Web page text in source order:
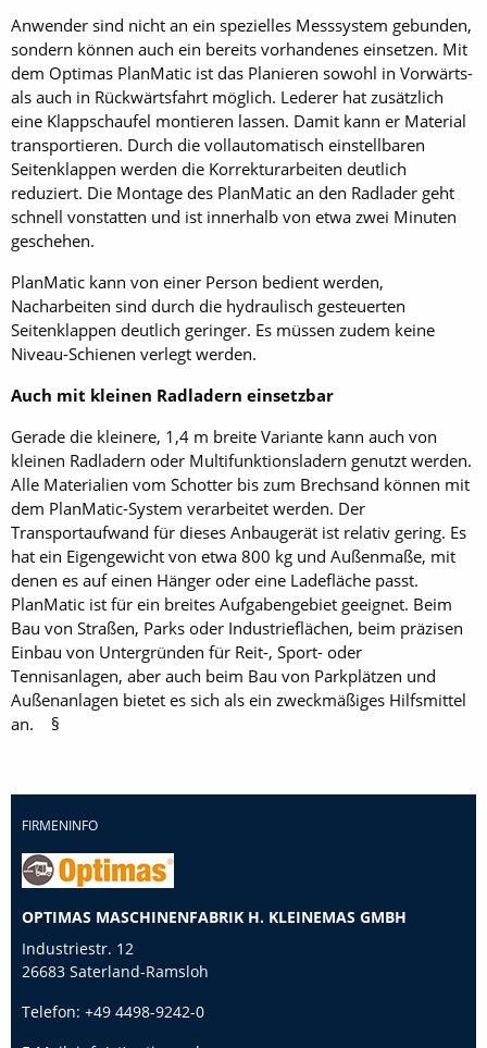
Anwender sind nicht an ein spezielles Messsystem gebunden,
sondern können auch ein bereits vorhandenes einsetzen. Mit
dem Optimas PlanMatic ist das Planieren sowohl in Vorwärts-
als auch in Rückwärtsfahrt möglich. Lederer hat zusätzlich
eine Klappschaufel montieren lassen. Damit kann er Material
transportieren. Durch die vollautomatisch einstellbaren
Seitenklappen werden die Korrekturarbeiten deutlich
reduziert. Die Montage des PlanMatic an den Radlader geht
schnell vonstatten und ist innerhalb von etwa zwei Minuten
geschehen.
PlanMatic kann von einer Person bedient werden,
Nacharbeiten sind durch die hydraulisch gesteuerten
Seitenklappen deutlich geringer. Es müssen zudem keine
Niveau-Schienen verlegt werden.
Auch mit kleinen Radladern einsetzbar
Gerade die kleinere, 1,4 m breite Variante kann auch von
kleinen Radladern oder Multifunktionsladern genutzt werden.
Alle Materialien vom ­Schotter bis zum Brechsand können mit
dem PlanMatic-System verarbeitet werden. Der
Transportaufwand für dieses Anbaugerät ist relativ gering. Es
hat ein Eigengewicht von etwa 800 kg und Außenmaße, mit
denen es auf einen Hänger oder eine Ladefläche passt.
PlanMatic ist für ein breites Aufgabengebiet geeignet. Beim
Bau von Straßen, Parks oder Industrieflächen, beim präzisen
Einbau von ­Untergründen für Reit-, Sport- oder
Tennisanlagen, aber auch beim Bau von Parkplätzen und
Außenanlagen bietet es sich als ein zweckmäßiges Hilfsmittel
an. §
FIRMENINFO
OPTIMAS MASCHINENFABRIK H. KLEINEMAS GMBH
Industriestr. 12
26683 Saterland-Ramsloh
Telefon: +49 4498-9242-0